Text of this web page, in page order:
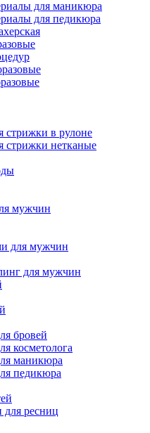
для маникюра
для педикюра
стрижки в рулоне
стрижки нетканые
мужчин
для мужчин
для мужчин
бровей
косметолога
маникюра
педикюра
ресниц